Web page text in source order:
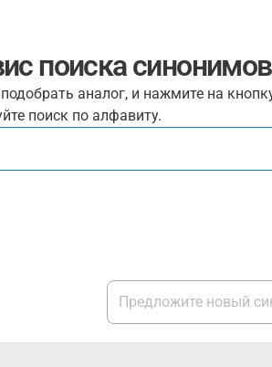
поиска синонимов
аналог, и нажмите на
поиск по алфавиту.